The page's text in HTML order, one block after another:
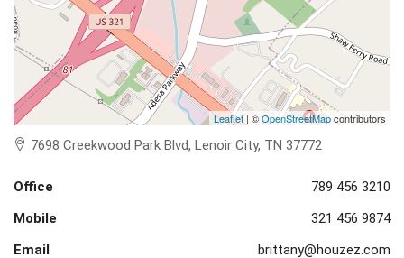
Leaflet | ©OpenStreetMapcontributors
7698 Creekwood Park Blvd, Lenoir City, TN 37772
Office
789 456 3210
Mobile
321 456 9874
Email
brittany@houzez.com